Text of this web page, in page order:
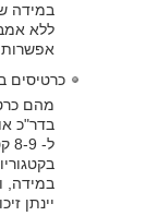
ללא
אפשרות
כרטיסים
מהם
בדר"כ
בקטגוריות 1-2. וכרטיסים טובים יהיו
במידה,
יינתן